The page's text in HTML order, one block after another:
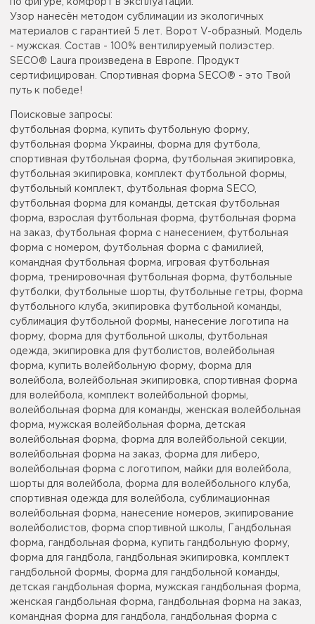
по фигуре, комфорт в эксплуатации.
Узор нанесён методом сублимации из экологичных
материалов с гарантией 5 лет. Ворот V-образный. Модель
- мужская. Состав - 100% вентилируемый полиэстер.
SECO® Laura произведена в Европе. Продукт
сертифицирован. Спортивная форма SECO® - это Твой
путь к победе!
Поисковые запросы:
футбольная форма, купить футбольную форму,
футбольная форма Украины, форма для футбола,
спортивная футбольная форма, футбольная экипировка,
футбольная экипировка, комплект футбольной формы,
футбольный комплект, футбольная форма SECO,
футбольная форма для команды, детская футбольная
форма, взрослая футбольная форма, футбольная форма
на заказ, футбольная форма с нанесением, футбольная
форма с номером, футбольная форма с фамилией,
командная футбольная форма, игровая футбольная
форма, тренировочная футбольная форма, футбольные
футболки, футбольные шорты, футбольные гетры, форма
футбольного клуба, экипировка футбольной команды,
сублимация футбольной формы, нанесение логотипа на
форму, форма для футбольной школы, футбольная
одежда, экипировка для футболистов, волейбольная
форма, купить волейбольную форму, форма для
волейбола, волейбольная экипировка, спортивная форма
для волейбола, комплект волейбольной формы,
волейбольная форма для команды, женская волейбольная
форма, мужская волейбольная форма, детская
волейбольная форма, форма для волейбольной секции,
волейбольная форма на заказ, форма для либеро,
волейбольная форма с логотипом, майки для волейбола,
шорты для волейбола, форма для волейбольного клуба,
спортивная одежда для волейбола, сублимационная
волейбольная форма, нанесение номеров, экипирование
волейболистов, форма спортивной школы, Гандбольная
форма, гандбольная форма, купить гандбольную форму,
форма для гандбола, гандбольная экипировка, комплект
гандбольной формы, форма для гандбольной команды,
детская гандбольная форма, мужская гандбольная форма,
женская гандбольная форма, гандбольная форма на заказ,
командная форма для гандбола, гандбольная форма с